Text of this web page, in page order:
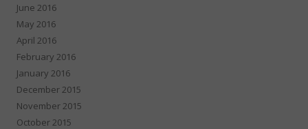
June 2016
May 2016
April 2016
February 2016
January 2016
December 2015
November 2015
October 2015